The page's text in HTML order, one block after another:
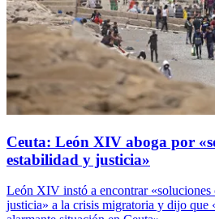
Ceuta: León XIV aboga por
estabilidad y justicia»
León XIV instó a encontrar «soluciones
justicia» a la crisis migratoria y dijo que